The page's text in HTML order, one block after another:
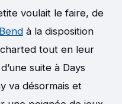
voulait le faire, de
à la disposition
tout en leur
suite à Days
va désormais et